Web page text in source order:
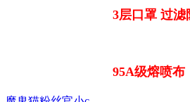
3层口罩 过滤
95A级熔喷布